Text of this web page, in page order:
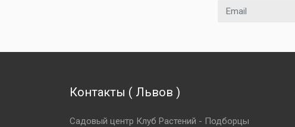
Email адрес
Контакты ( Львов )
Садовый центр Клуб Растений - Подборцы